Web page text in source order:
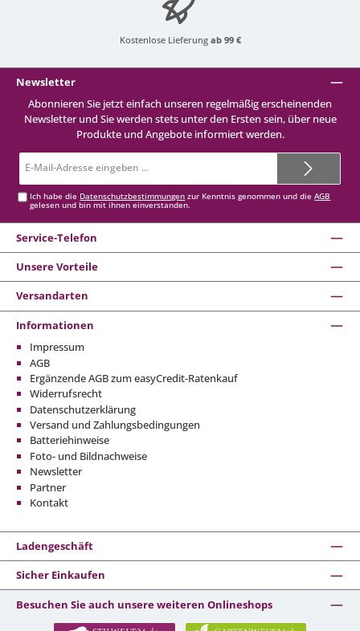
Kostenlose Lieferung ab 99 €
Newsletter
Abonnieren Sie jetzt einfach unseren regelmäßig erscheinenden
Newsletter und Sie werden stets unter den Ersten sein, über neue
Produkte und Angebote informiert werden.
Mail-
Ich habe die Datenschutzbestimmungen zur Kenntnis genommen und dieAGB
gelesen und bin mit ihnen einverstanden.
Service-Telefon
Unsere Vorteile
Versandarten
Informationen
Impressum
AGB
Ergänzende AGB zum easyCredit-Ratenkauf
Widerrufsrecht
Datenschutzerklärung
Versand und Zahlungsbedingungen
Batteriehinweise
Foto- und Bildnachweise
Newsletter
Partner
Kontakt
Ladengeschäft
Sicher Einkaufen
Besuchen Sie auch unsere weiteren Onlineshops